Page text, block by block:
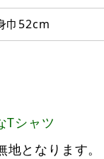
巾52cm
Tシャツ
となります。